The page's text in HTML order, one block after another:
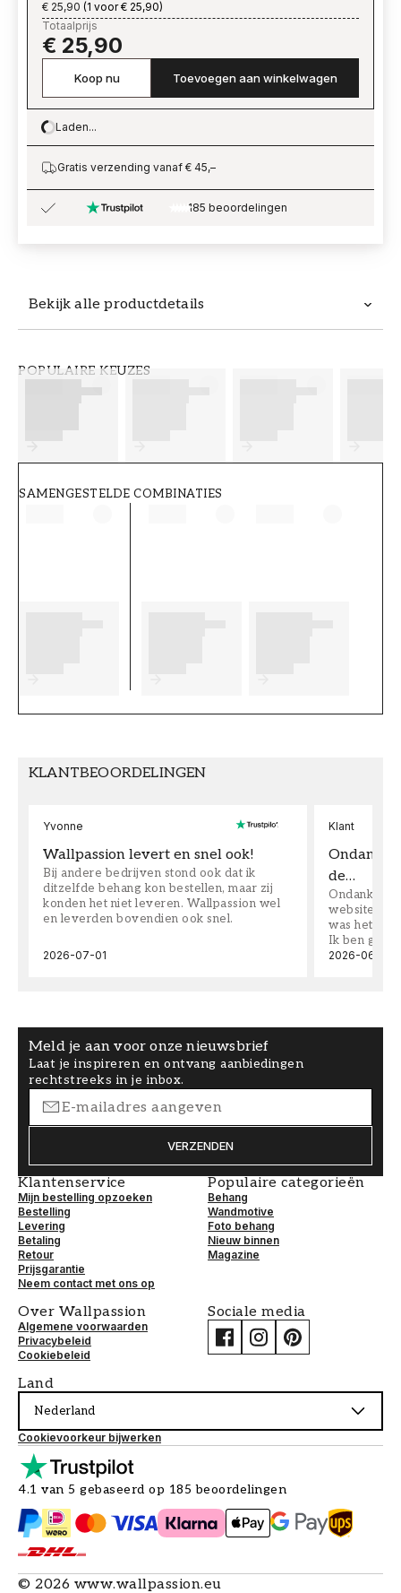
Bekijk alle productdetails
POPULAIRE KEUZES
SAMENGESTELDE COMBINATIES
€ 25,90 (1 voor € 25,90)
Totaalprijs
€ 25,90
Koop nu Toevoegen aan winkelwagen
Loading…
Laden...
Gratis verzending vanaf € 45,–
185 beoordelingen
KLANTBEOORDELINGEN
Yvonne
Wallpassion levert en snel ook!
Bij andere bedrijven stond ook dat ik
ditzelfde behang kon bestellen, maar zij
konden het niet leveren. Wallpassion wel
en leverden bovendien ook snel.
2026-07-01
Klant
Ondanks
de…
Ondanks
website
was het
Ik ben
2026-06-08
Meld je aan voor onze nieuwsbrief
Laat je inspireren en ontvang aanbiedingen
rechtstreeks in je inbox.
VERZENDEN
Klantenservice
Mijn bestelling opzoeken
Bestelling
Levering
Betaling
Retour
Prijsgarantie
Neem contact met ons op
Populaire categorieën
Behang
Wandmotive
Foto behang
Nieuw binnen
Magazine
Over Wallpassion
Algemene voorwaarden
Privacybeleid
Cookiebeleid
Sociale media
Land
Nederland
Cookievoorkeur bijwerken
4.1 van 5 gebaseerd op 185 beoordelingen
© 2026 www.wallpassion.eu